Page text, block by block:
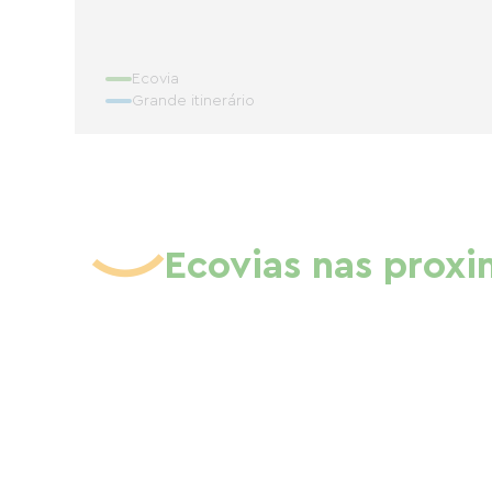
Ecovia
Grande itinerário
Ecovias nas